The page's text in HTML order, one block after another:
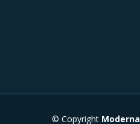
© Copyright Moderna